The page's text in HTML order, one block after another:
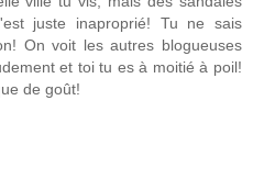
juste inaproprié! Tu ne sais
On voit les autres blogueuses
et toi tu es à moitié à poil!
de goût!